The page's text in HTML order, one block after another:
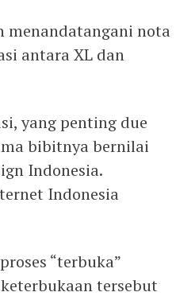
menandatangani nota
antara XL dan
yang penting due
bibitnya bernilai
Indonesia.
Indonesia
“terbuka”
tersebut